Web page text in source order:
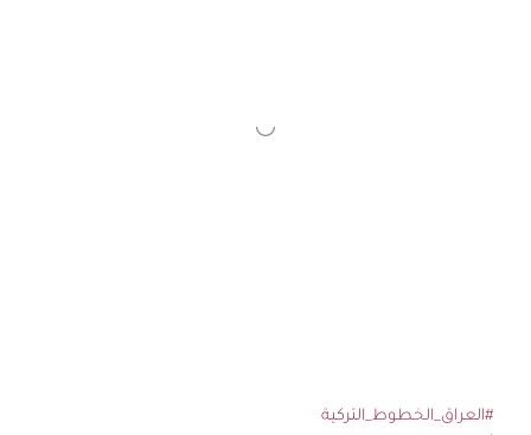
#العراق_الخطوط_التركية